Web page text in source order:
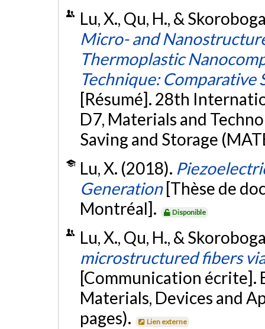
Lu, X., Qu, H., &
Micro- and
Thermoplastic
Technique:
[Résumé]. 28th
D7, Materials and
Saving and Storage
Lu, X. (2018).
Generation [Thèse de
Montréal].
Disponible
Lu, X., Qu, H., &
microstructured fibers
[Communication écrite].
Materials, Devices and
pages).
Lien externe